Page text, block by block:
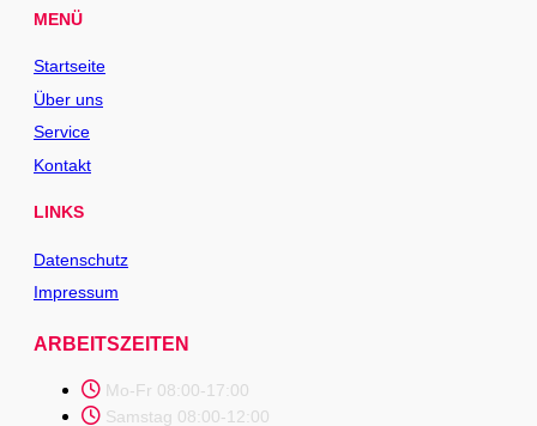
MENÜ
Startseite
Über uns
Service
Kontakt
LINKS
Datenschutz
Impressum
ARBEITSZEITEN
Mo-Fr 08:00-17:00
Samstag 08:00-12:00